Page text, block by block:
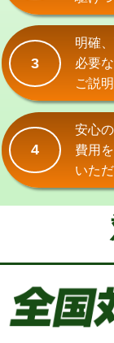
持込商品取付（
持込商品取付（
給水管工事※（
給水管工事※（
給水管工事※（
給水管工事※（
め込み）)
給水管工事※（
給水管工事※（
用/3ｍまで)
3
明確
必要
ご説
4
安心
費用
いた